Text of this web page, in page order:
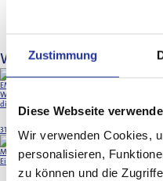
Zustimmung
Diese Webseite
Wir verwenden Cookies,
personalisieren,
zu können und die
Weitere Artikel
EM-Ticket gelöst!
Wir gratulieren Selina von Jackowski herzlich
diesen grossartigen Erfolg weiterhin die
31. Juli 2026
Merian Iselin Klinik goes Eishockey
Ein unvergesslicher Teamabend für die